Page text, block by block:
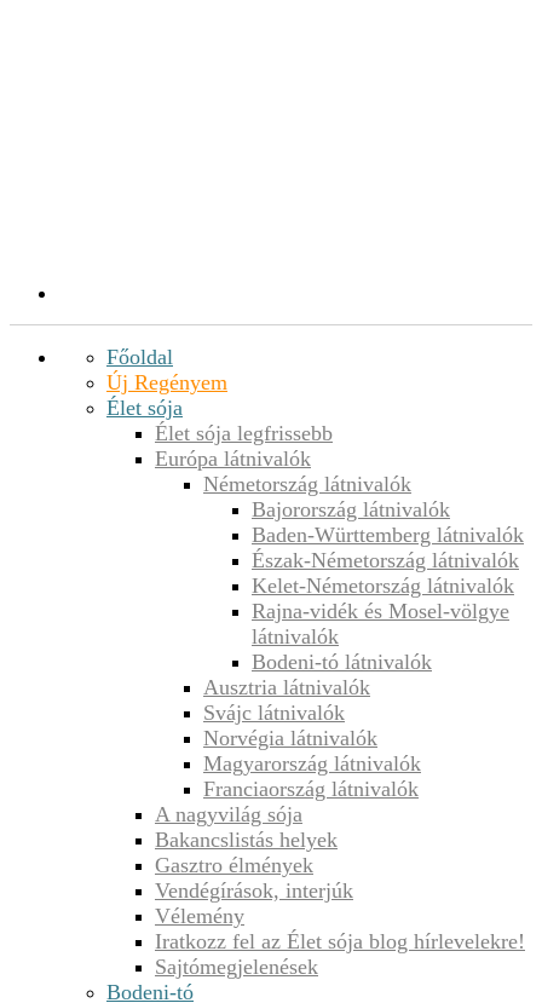
Főoldal
Új Regényem
Élet sója
Élet sója legfrissebb
Európa látnivalók
Németország látnivalók
Bajorország látnivalók
Baden-Württemberg látnivalók
Észak-Németország látnivalók
Kelet-Németország látnivalók
Rajna-vidék és Mosel-völgye
látnivalók
Bodeni-tó látnivalók
Ausztria látnivalók
Svájc látnivalók
Norvégia látnivalók
Magyarország látnivalók
Franciaország látnivalók
A nagyvilág sója
Bakancslistás helyek
Gasztro élmények
Vendégírások, interjúk
Vélemény
Iratkozz fel az Élet sója blog hírlevelekre!
Sajtómegjelenések
Bodeni-tó